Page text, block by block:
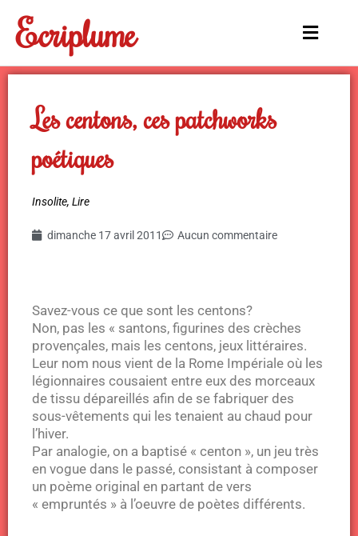
contenu
Ecriplume
Main
Les centons, ces patchworks
poétiques
Insolite, Lire
dimanche 17 avril 2011 Aucun commentaire
Savez-vous ce que sont les centons?
Non, pas les « santons, figurines des crèches
provençales, mais les centons, jeux littéraires.
Leur nom nous vient de la Rome Impériale où les
légionnaires cousaient entre eux des morceaux
de tissu dépareillés afin de se fabriquer des
sous-vêtements qui les tenaient au chaud pour
l’hiver.
Par analogie, on a baptisé « centon », un jeu très
en vogue dans le passé, consistant à composer
un poème original en partant de vers
« empruntés » à l’oeuvre de poètes différents.